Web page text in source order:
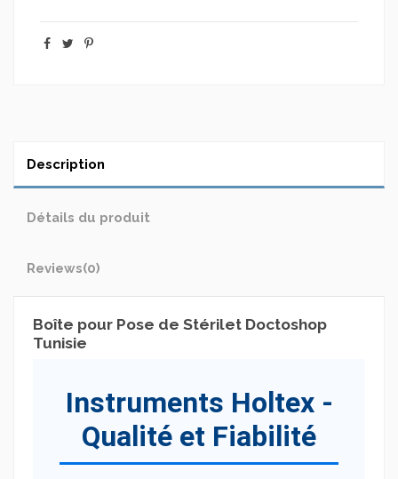
Description
Détails du produit
Reviews(0)
Boîte pour Pose de Stérilet Doctoshop
Tunisie
Instruments Holtex -
Qualité et Fiabilité